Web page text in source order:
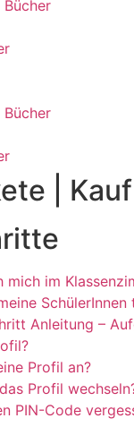
| Kauf
mich im
SchülerInnen
Anleitung –
Profil an?
Profil
PIN-Code